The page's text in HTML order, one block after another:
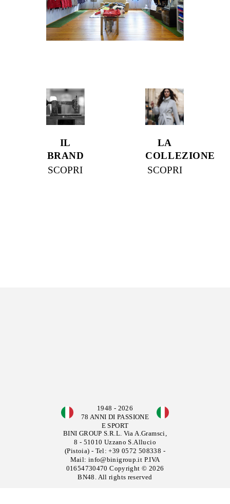
IL
BRAND
SCOPRI
LA
COLLEZIONE
SCOPRI
1948 - 2026
78 ANNI DI PASSIONE
E SPORT
BINI GROUP S.R.L. Via A.Gramsci,
8 - 51010 Uzzano S.Allucio
(Pistoia) - Tel:+39 0572 508338 -
Mail: info@binigroup.it P.IVA
01654730470 Copyright © 2026
BN48. All rights reserved